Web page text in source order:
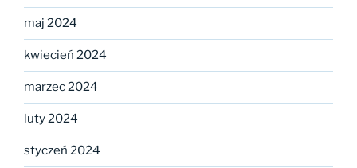
maj 2024
kwiecień 2024
marzec 2024
luty 2024
styczeń 2024